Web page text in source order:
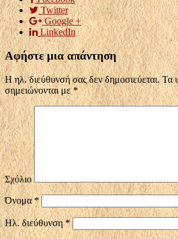
Twitter
Google +
LinkedIn
Αφήστε μια απάντηση
Η ηλ. διεύθυνσή σας δεν δημοσιεύεται.Τα
σημειώνονται με*
Σχόλιο
Όνομα*
Ηλ. διεύθυνση*